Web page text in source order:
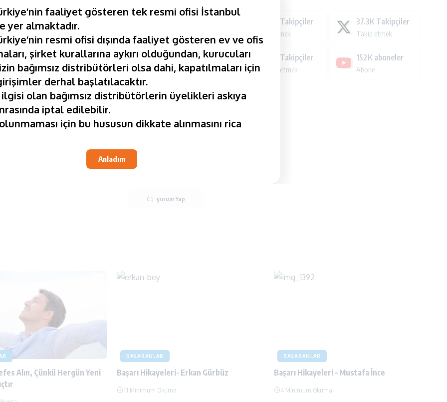
Sektörle İlgili Görüşleri
Satış ek iş iyi bir network lideri olmak için
Network lideri Network Marketing Networker Qnet
SONRAKI MAKALE
yorum Yap
Takipçiler
Beğenmek
37.3K Takipçiler
Takip etmek
Takipçiler
Takip etmek
152K aboneler
Abone
Alın, Çünkü Hergün Yeni
BAŞARANLAR
Başarı Hikayeleri- Erkan Gürbüz
11 Minimum Okuma
BAŞARANLAR
Başarı Hikayeleri – Mustafa İnce
4 Minimum Okuma
faaliyet gösteren tek resmi ofisi İstanbul
yer almaktadır.
resmi ofisi dışında faaliyet gösteren ev ve ofis
şirket kurallarına aykırı olduğundan, kurucuları
bağımsız distribütörleri olsa dahi, kapatılmaları için
derhal başlatılacaktır.
olan bağımsız distribütörlerin üyelikleri askıya
iptal edilebilir.
için bu hususun dikkate alınmasını rica
Anladım